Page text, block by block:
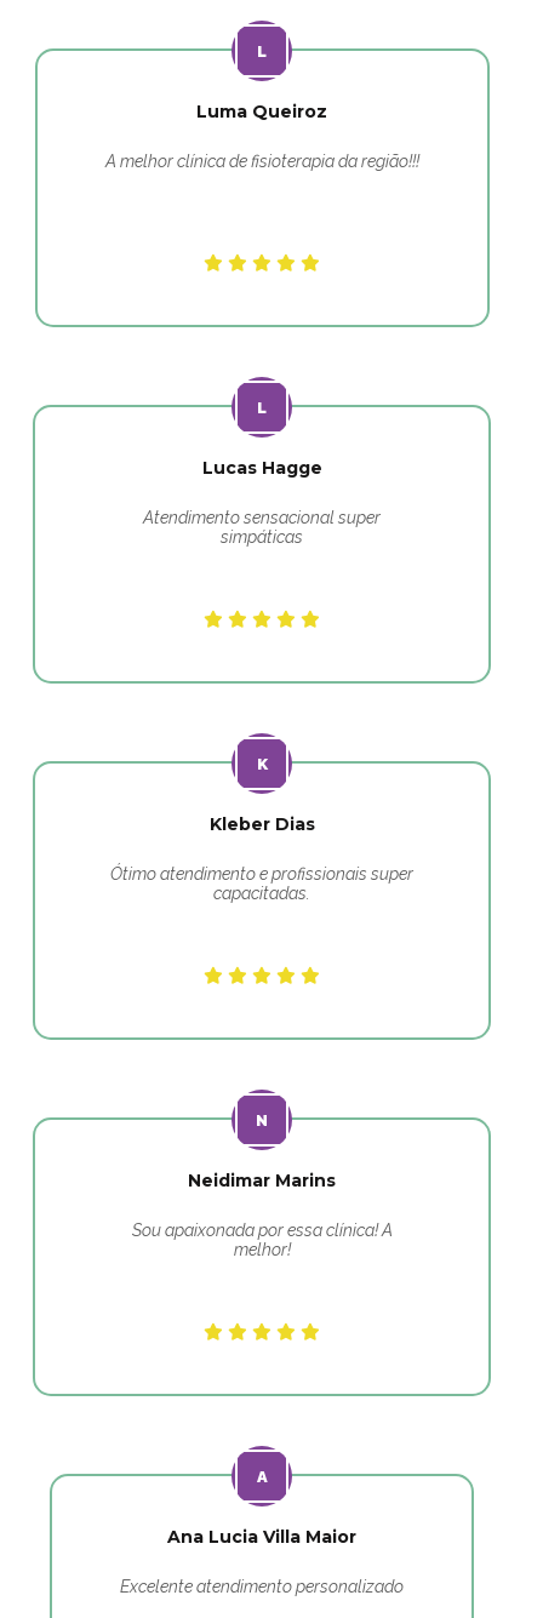
Luma Queiroz
A melhor clínica de fisioterapia da região!!!
Lucas Hagge
Atendimento sensacional super
simpáticas
Kleber Dias
Ótimo atendimento e profissionais super
capacitadas.
Neidimar Marins
Sou apaixonada por essa clínica! A
melhor!
Ana Lucia Villa Maior
Excelente atendimento personalizado